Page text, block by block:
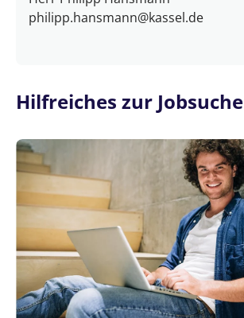
philipp.hansmann@kassel.de
Hilfreiches zur Jobsuche